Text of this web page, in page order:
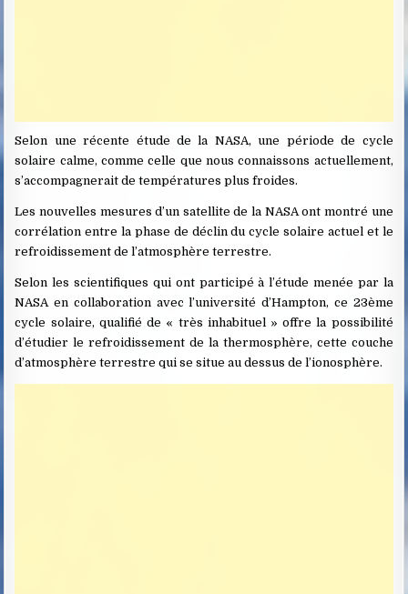
Selon une récente étude de la NASA, une période de cycle
solaire calme, comme celle que nous connaissons actuellement,
s’accompagnerait de températures plus froides.
Les nouvelles mesures d’un satellite de la NASA ont montré une
corrélation entre la phase de déclin du cycle solaire actuel et le
refroidissement de l’atmosphère terrestre.
Selon les scientifiques qui ont participé à l’étude menée par la
NASA en collaboration avec l’université d’Hampton, ce 23ème
cycle solaire, qualifié de « très inhabituel » offre la possibilité
d’étudier le refroidissement de la thermosphère, cette couche
d’atmosphère terrestre qui se situe au dessus de l’ionosphère.